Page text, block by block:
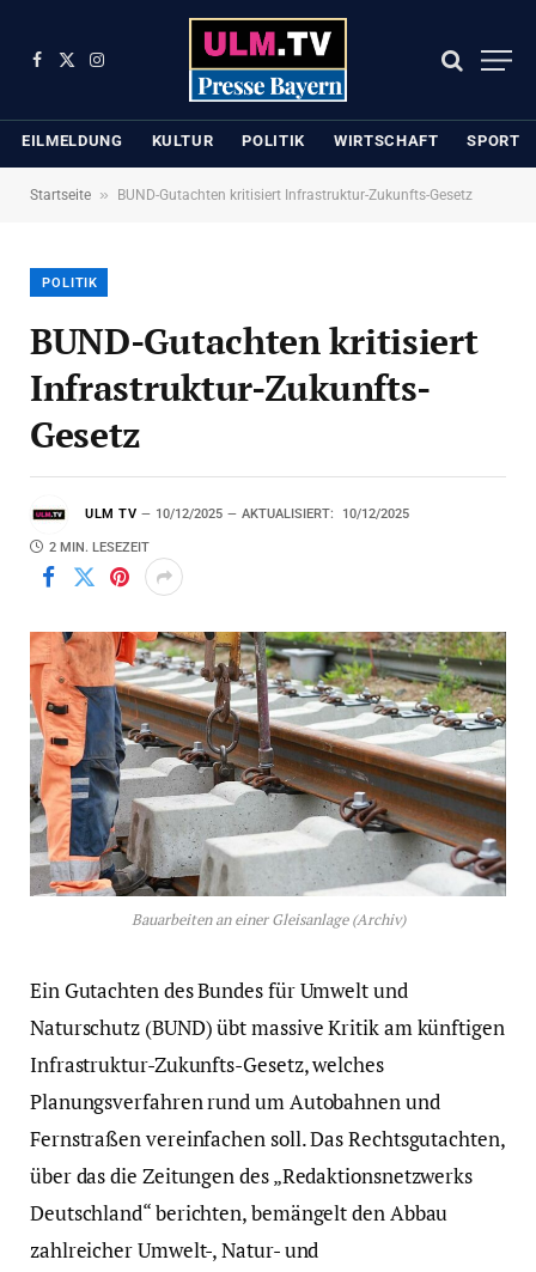
Facebook
X
Instagram
EILMELDUNG KULTUR POLITIK WIRTSCHAFT SPORT
Startseite » BUND-Gutachten kritisiert Infrastruktur-Zukunfts-Gesetz
POLITIK
BUND-Gutachten kritisiert
Infrastruktur-Zukunfts-
Gesetz
ULM TV 10/12/2025 AKTUALISIERT: 10/12/2025
2 MIN. LESEZEIT
Bauarbeiten an einer Gleisanlage (Archiv)
Ein Gutachten des Bundes für Umwelt und
Naturschutz (BUND) übt massive Kritik am künftigen
Infrastruktur-Zukunfts-Gesetz, welches
Planungsverfahren rund um Autobahnen und
Fernstraßen vereinfachen soll. Das Rechtsgutachten,
über das die Zeitungen des „Redaktionsnetzwerks
Deutschland“ berichten, bemängelt den Abbau
zahlreicher Umwelt-, Natur- und